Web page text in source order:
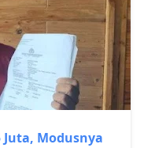
Modusnya